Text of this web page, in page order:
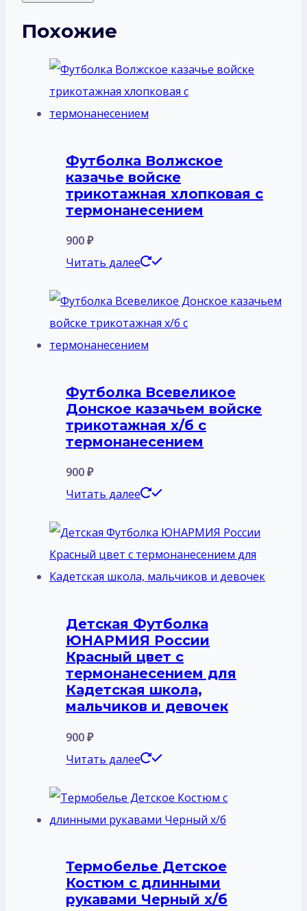
Похожие
Футболка Волжское
казачье войске
трикотажная хлопковая с
термонанесением
900₽
Читать далее
Футболка Всевеликое
Донское казачьем войске
трикотажная х/б с
термонанесением
900₽
Читать далее
Детская Футболка
ЮНАРМИЯ России
Красный цвет с
термонанесением для
Кадетская школа,
мальчиков и девочек
900₽
Читать далее
Термобелье Детское
Костюм с длинными
рукавами Черный х/б